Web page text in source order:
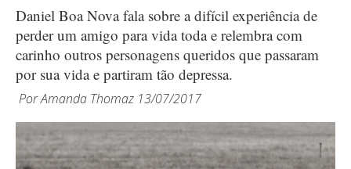
Daniel Boa Nova fala sobre a difícil experiência de
perder um amigo para vida toda e relembra com
carinho outros personagens queridos que passaram
por sua vida e partiram tão depressa.
PorAmanda Thomaz 13/07/2017